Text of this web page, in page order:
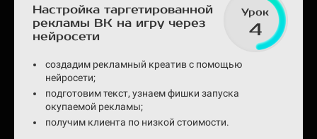
Настройка таргетированной
рекламы ВК на игру через
нейросети
Урок
4
создадим рекламный креатив с помощью
нейросети;
подготовим текст, узнаем фишки запуска
окупаемой рекламы;
получим клиента по низкой стоимости.